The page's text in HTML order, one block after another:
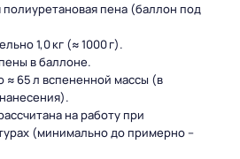
пена (баллон под
1,0 кг (≈ 1000 г).
в баллоне.
≈ 65 л вспененной массы (в
на работу при
(минимально до примерно –